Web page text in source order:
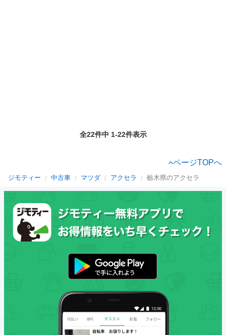
全22件中 1-22件表示
ページTOPへ
ジモティー 中古車 マツダ アクセラ 栃木県のアクセラ